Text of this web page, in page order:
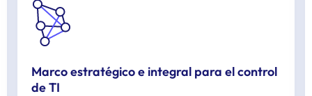
Marco estratégico e integral para el control
de TI